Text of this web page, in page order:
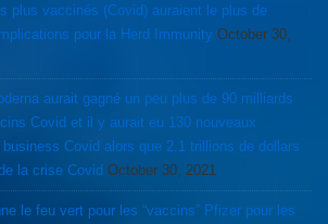
plus vaccinés (Covid) auraient le plus de
pour la Herd Immunity October 30,
aurait gagné un peu plus de 90 milliards
Covid et il y aurait eu 130 nouveaux
business Covid alors que 2.1 trillions de dollars
la crise Covid October 30, 2021
le feu vert pour les “vaccins” Pfizer pour les